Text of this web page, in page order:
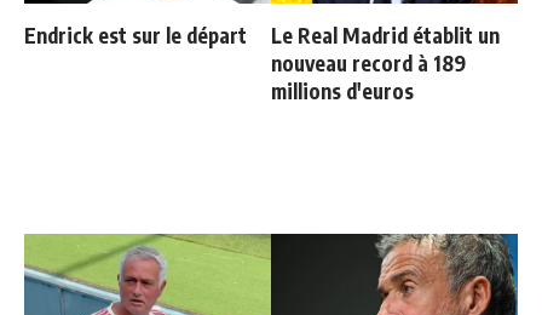
Endrick est sur le départ
Le Real Madrid établit un
nouveau record à 189
millions d'euros